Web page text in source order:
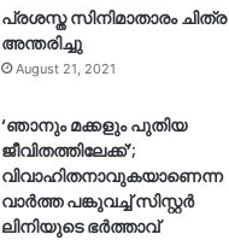
പ്രശസ്ത സിനിമാതാരം ചിത്ര
അന്തരിച്ചു
August 21, 2021
‘ഞാനും മക്കളും പുതിയ
ജീവിതത്തിലേക്ക്’;
വിവാഹിതനാവുകയാണെന്ന
വാർത്ത പങ്കുവച്ച് സിസ്റ്റർ
ലിനിയുടെ ഭർത്താവ്